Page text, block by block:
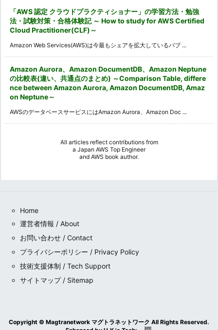
「AWS 認定 クラウドプラクティショナー」の学習方法・勉強
法・試験対策・合格体験記 ～ How to study for AWS Certified
Cloud Practitioner(CLF)～
Amazon Web Services(AWS)は今最もシェアを拡大しているパブ ...
Amazon Aurora、Amazon DocumentDB、Amazon Neptune
の比較表(違い、共通点のまとめ) ～Comparison Table, differe
nce between Amazon Aurora, Amazon DocumentDB, Amaz
on Neptune～
AWSのデータベースサービスにはAmazon Aurora、Amazon Doc ...
All articles reflect contributions from
a Japan AWS Top Engineer
and AWS book author.
Home
運営者情報 / About
お問い合わせ / Contact
プライバシーポリシー / Privacy Policy
技術支援体制 / Tech Support
サイトマップ / Sitemap
Copyright © Magtranetwork マグトラネットワーク All Rights Reserved.